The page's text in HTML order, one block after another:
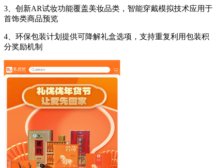
3、创新AR试妆功能覆盖美妆品类，智能穿戴模拟技术应用于
首饰类商品预览
4、环保包装计划提供可降解礼盒选项，支持重复利用包装积
分奖励机制